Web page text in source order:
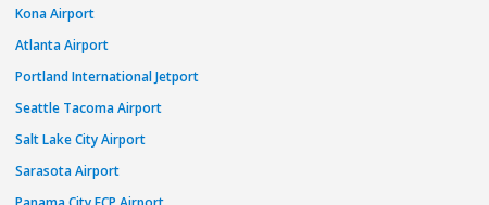
Kona Airport
Atlanta Airport
Portland International Jetport
Seattle Tacoma Airport
Salt Lake City Airport
Sarasota Airport